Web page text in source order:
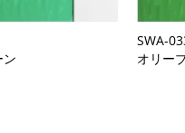
SWA-
オリー